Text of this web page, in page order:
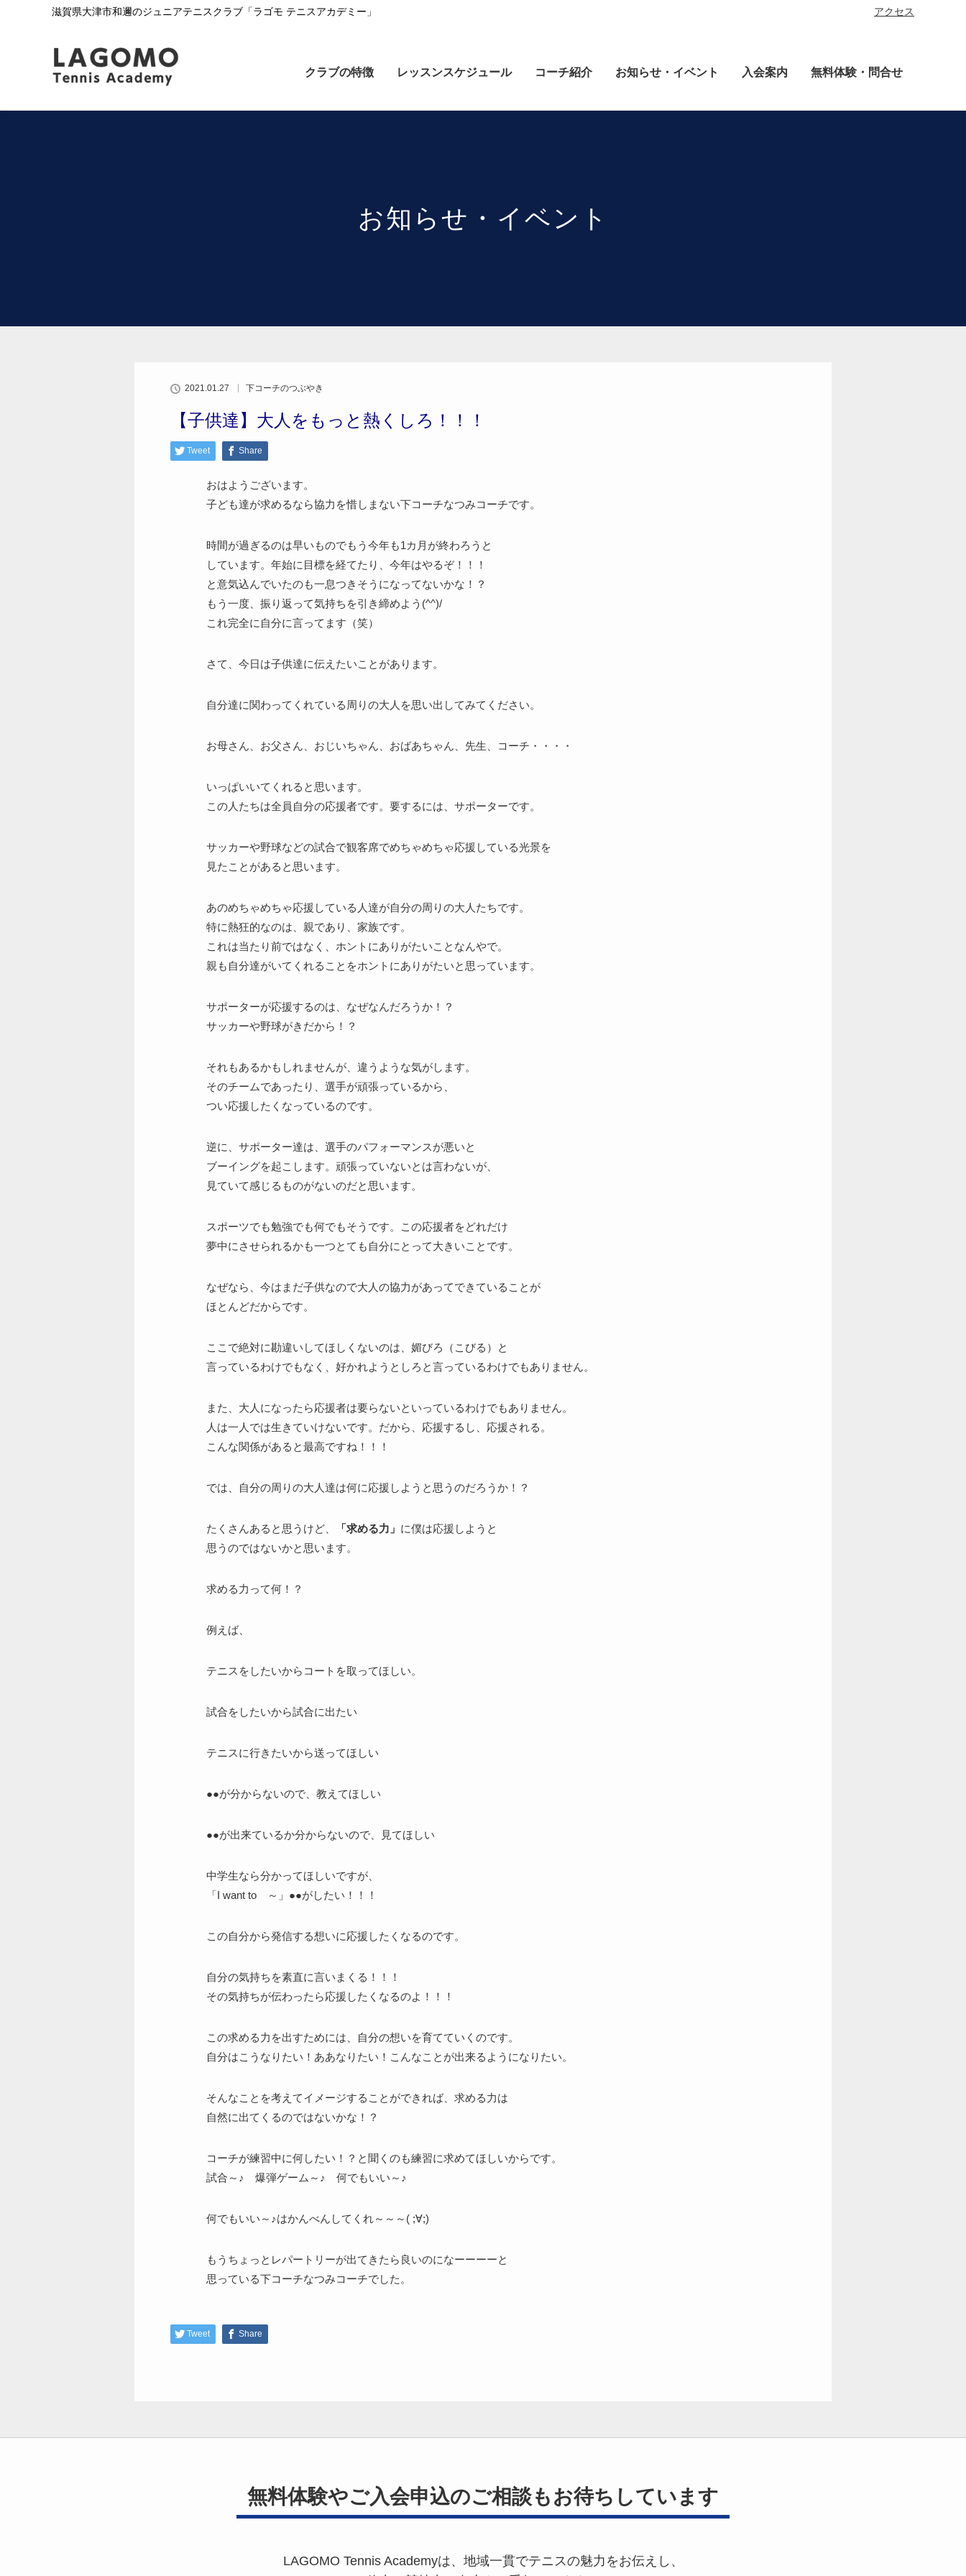
滋賀県大津市和邇のジュニアテニスクラブ「ラゴモ テニスアカデミー」 アクセス
クラブの特徴 レッスンスケジュール コーチ紹介 お知らせ・イベント 入会案内 無料体験・問合せ
お知らせ・イベント
2021.01.27 下コーチのつぶやき
【子供達】大人をもっと熱くしろ！！！
Tweet Share
おはようございます。
子ども達が求めるなら協力を惜しまない下コーチなつみコーチです。
時間が過ぎるのは早いものでもう今年も1カ月が終わろうと
しています。年始に目標を経てたり、今年はやるぞ！！！
と意気込んでいたのも一息つきそうになってないかな！？
もう一度、振り返って気持ちを引き締めよう(^^)/
これ完全に自分に言ってます（笑）
さて、今日は子供達に伝えたいことがあります。
自分達に関わってくれている周りの大人を思い出してみてください。
お母さん、お父さん、おじいちゃん、おばあちゃん、先生、コーチ・・・・
いっぱいいてくれると思います。
この人たちは全員自分の応援者です。要するには、サポーターです。
サッカーや野球などの試合で観客席でめちゃめちゃ応援している光景を
見たことがあると思います。
あのめちゃめちゃ応援している人達が自分の周りの大人たちです。
特に熱狂的なのは、親であり、家族です。
これは当たり前ではなく、ホントにありがたいことなんやで。
親も自分達がいてくれることをホントにありがたいと思っています。
サポーターが応援するのは、なぜなんだろうか！？
サッカーや野球がきだから！？
それもあるかもしれませんが、違うような気がします。
そのチームであったり、選手が頑張っているから、
つい応援したくなっているのです。
逆に、サポーター達は、選手のパフォーマンスが悪いと
ブーイングを起こします。頑張っていないとは言わないが、
見ていて感じるものがないのだと思います。
スポーツでも勉強でも何でもそうです。この応援者をどれだけ
夢中にさせられるかも一つとても自分にとって大きいことです。
なぜなら、今はまだ子供なので大人の協力があってできていることが
ほとんどだからです。
ここで絶対に勘違いしてほしくないのは、媚びろ（こびる）と
言っているわけでもなく、好かれようとしろと言っているわけでもありません。
また、大人になったら応援者は要らないといっているわけでもありません。
人は一人では生きていけないです。だから、応援するし、応援される。
こんな関係があると最高ですね！！！
では、自分の周りの大人達は何に応援しようと思うのだろうか！？
たくさんあると思うけど、 「求める力」 に僕は応援しようと
思うのではないかと思います。
求める力って何！？
例えば、
テニスをしたいからコートを取ってほしい。
試合をしたいから試合に出たい
テニスに行きたいから送ってほしい
●●が分からないので、教えてほしい
●●が出来ているか分からないので、見てほしい
中学生なら分かってほしいですが、
「I want to ～」●●がしたい！！！
この自分から発信する想いに応援したくなるのです。
自分の気持ちを素直に言いまくる！！！
その気持ちが伝わったら応援したくなるのよ！！！
この求める力を出すためには、自分の想いを育てていくのです。
自分はこうなりたい！ああなりたい！こんなことが出来るようになりたい。
そんなことを考えてイメージすることができれば、求める力は
自然に出てくるのではないかな！？
コーチが練習中に何したい！？と聞くのも練習に求めてほしいからです。
試合～♪ 爆弾ゲーム～♪ 何でもいい～♪
何でもいい～♪はかんべんしてくれ～～～( ;∀;)
もうちょっとレパートリーが出てきたら良いのになーーーーと
思っている下コーチなつみコーチでした。
Tweet Share
無料体験やご入会申込のご相談もお待ちしています
LAGOMO Tennis Academyは、地域一貫でテニスの魅力をお伝えし、